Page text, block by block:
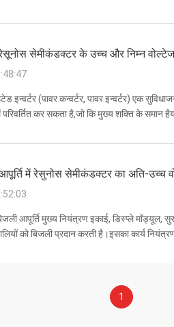
रेसूनोस सेमीकंडक्टर के उच्च और निम्न
इन्वर्टर (पावर कन्वर्टर, पावर इन्वर्टर) एक
कर सकता है,जो कि मुख्य शक्ति के समान
में रेसुनोस सेमीकंडक्टर का अति-उच्च
आपूर्ति मुख्य नियंत्रण इकाई, डिस्प्ले मॉड्यूल,
को बिजली प्रदान करती है।इसका कार्य
1